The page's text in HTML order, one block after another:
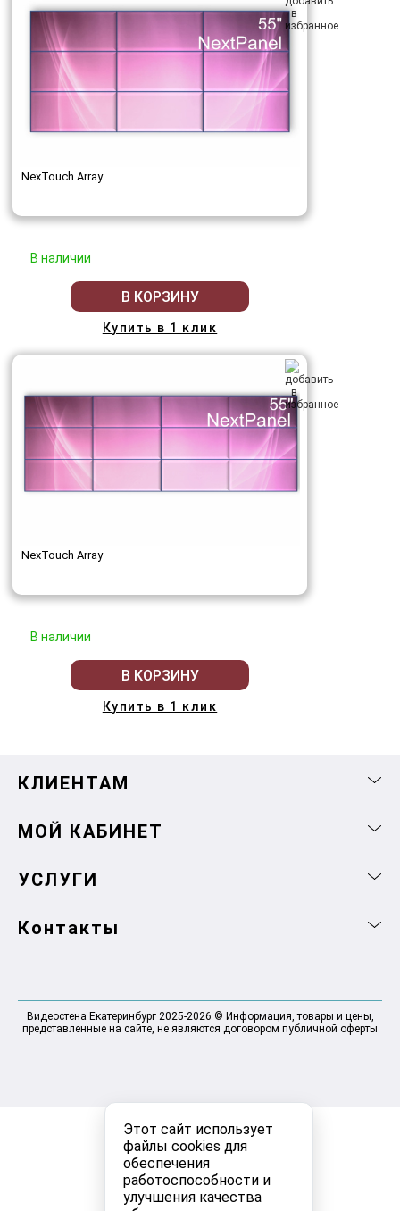
Этот сайт использует
файлы cookies для
обеспечения
работоспособности и
улучшения качества
NexTouch Array
В наличии
В КОРЗИНУ
Купить в 1 клик
NexTouch Array
В наличии
В КОРЗИНУ
Купить в 1 клик
КЛИЕНТАМ
МОЙ КАБИНЕТ
УСЛУГИ
Контакты
Видеостена Екатеринбург 2025-2026 © Информация, товары и цены,
представленные на сайте, не являются договором публичной оферты